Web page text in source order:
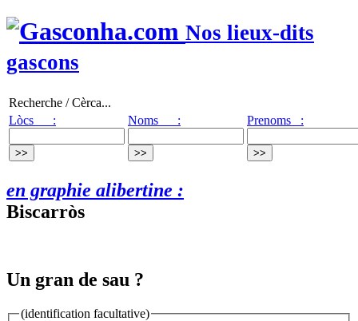
Nos lieux-dits
gascons
Recherche / Cèrca...
Lòcs :
Noms : Prenoms :
en graphie alibertine :
Biscarròs
Un gran de sau ?
(identification facultative)